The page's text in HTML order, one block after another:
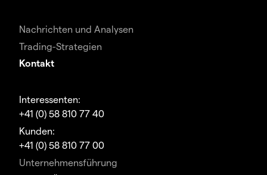
Nachrichten und Analysen
Trading-Strategien
Kontakt
Interessenten:
+41 (0) 58 810 77 40
Kunden:
+41 (0) 58 810 77 00
Unternehmensführung